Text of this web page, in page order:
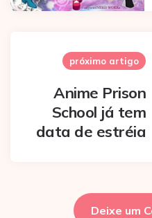
próximo artigo
Anime Prison
School já tem
data de estréia
Deixe um